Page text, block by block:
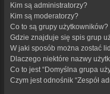
Kim są administratorzy?
Kim są moderatorzy?
Co to są grupy użytkowników?
Gdzie znajduje się spis grup
W jaki sposób można zostać
Dlaczego niektóre nazwy
Co to jest “Domyślna grupa
Czym jest odnośnik “Zespół